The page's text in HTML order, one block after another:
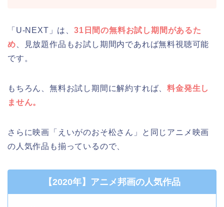
「U-NEXT」は、 31日間の無料お試し期間があるた
め 、見放題作品もお試し期間内であれば無料視聴可能
です。
もちろん、無料お試し期間に解約すれば、料金発生し
ません。
さらに映画「えいがのおそ松さん」と同じアニメ映画
の人気作品も揃っているので、
【2020年】アニメ邦画の人気作品